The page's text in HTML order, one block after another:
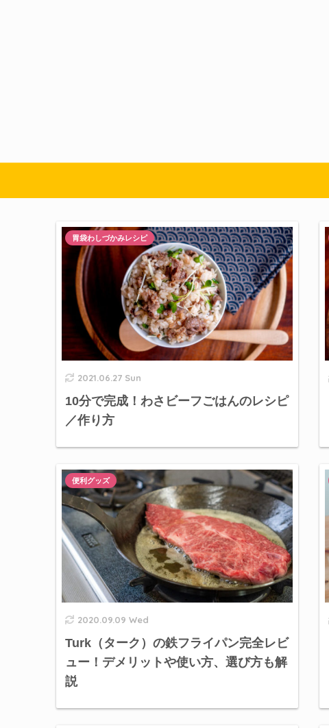
2021.06.27 Sun
10分で完成！わさビーフごはんのレシピ
／作り方
胃袋わしづかみレシピ
2020.09.09 Wed
Turk（ターク）の鉄フライパン完全レビ
ュー！デメリットや使い方、選び方も解
説
便利グッズ